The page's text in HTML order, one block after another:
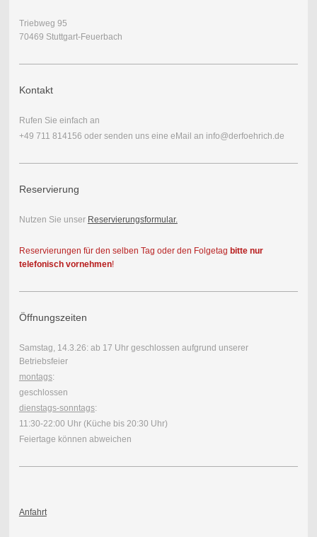
Triebweg 95
70469 Stuttgart-Feuerbach
Kontakt
Rufen Sie einfach an
+49 711 814156 oder senden uns eine eMail an info@derfoehrich.de
Reservierung
Nutzen Sie unser Reservierungsformular.
Reservierungen für den selben Tag oder den Folgetag bitte nur
telefonisch vornehmen!
Öffnungszeiten
Samstag, 14.3.26: ab 17 Uhr geschlossen aufgrund unserer
Betriebsfeier
montags:
geschlossen
dienstags-sonntags:
11:30-22:00 Uhr (Küche bis 20:30 Uhr)
Feiertage können abweichen
Anfahrt